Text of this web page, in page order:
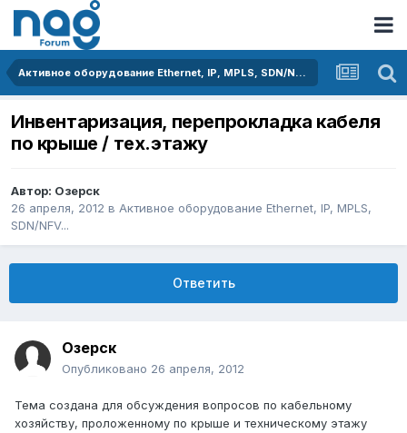
Активное оборудование Ethernet, IP, MPLS, SDN/NFV...
Инвентаризация, перепрокладка кабеля
по крыше / тех.этажу
Автор: Озерск
26 апреля, 2012 в Активное оборудование Ethernet, IP, MPLS,
SDN/NFV...
Ответить
Озерск
Опубликовано 26 апреля, 2012
Тема создана для обсуждения вопросов по кабельному
хозяйству, проложенному по крыше и техническому этажу